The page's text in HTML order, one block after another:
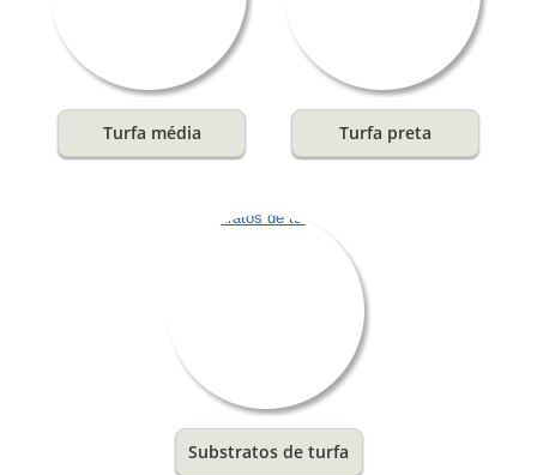
Turfa média Turfa preta
Substratos de turfa